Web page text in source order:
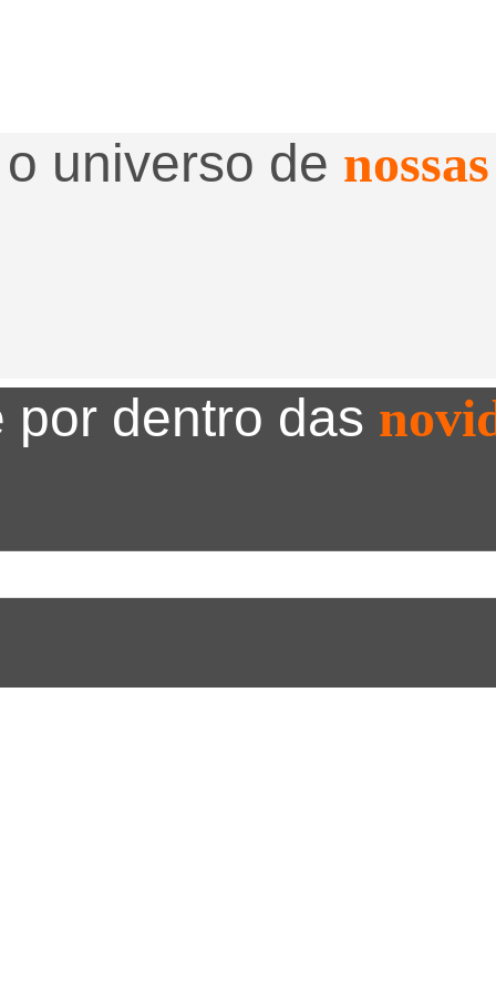
universo de
por dentro das